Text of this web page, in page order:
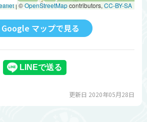
| ©OpenStreetMapcontributors, CC-BY-SA
Google マップで見る
更新日 2020年05月28日